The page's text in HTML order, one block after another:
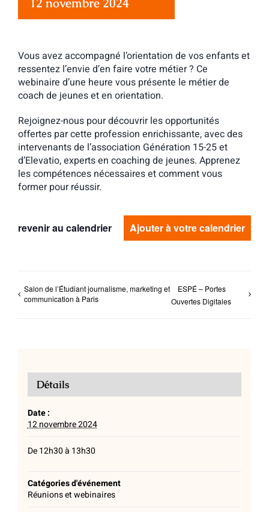
Vous avez accompagné l’orientation de vos enfants et
ressentez l’envie d’en faire votre métier ? Ce
webinaire d’une heure vous présente le métier de
coach de jeunes et en orientation.
Rejoignez-nous pour découvrir les opportunités
offertes par cette profession enrichissante, avec des
intervenants de l’association Génération 15-25 et
d’Elevatio, experts en coaching de jeunes. Apprenez
les compétences nécessaires et comment vous
former pour réussir.
revenir au calendrier Ajouter à votre calendrier
Salon de l’Étudiant journalisme, marketing et
communication à Paris
ESPÉ – Portes
Ouvertes Digitales
Détails
Date :
12 novembre 2024
De 12h30 à 13h30
Catégories d'événement
Réunions et webinaires